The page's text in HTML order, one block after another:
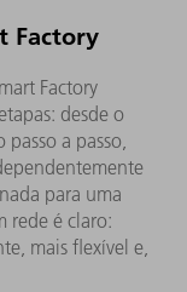
Factory
Factory
desde o
a passo,
para uma
rede é claro:
mais flexível e,